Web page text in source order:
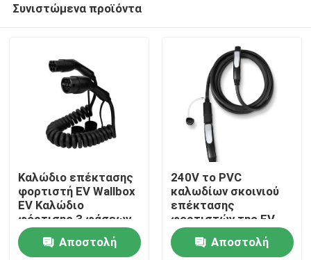
Σχετικά με εμάς
Επαφές
Συνιστώμενα προϊόντα
Καλώδιο επέκτασης
φορτιστή EV Wallbox
EV Καλώδιο
φόρτισης 3 φάσεων
PVC Τύπου 2
Αποστολή
240V το PVC
καλωδίων σκοινιού
επέκτασης
φορτιστών της EV
μακρύ προσθέτει
πρόσθετα 20 πόδια
Αποστολή